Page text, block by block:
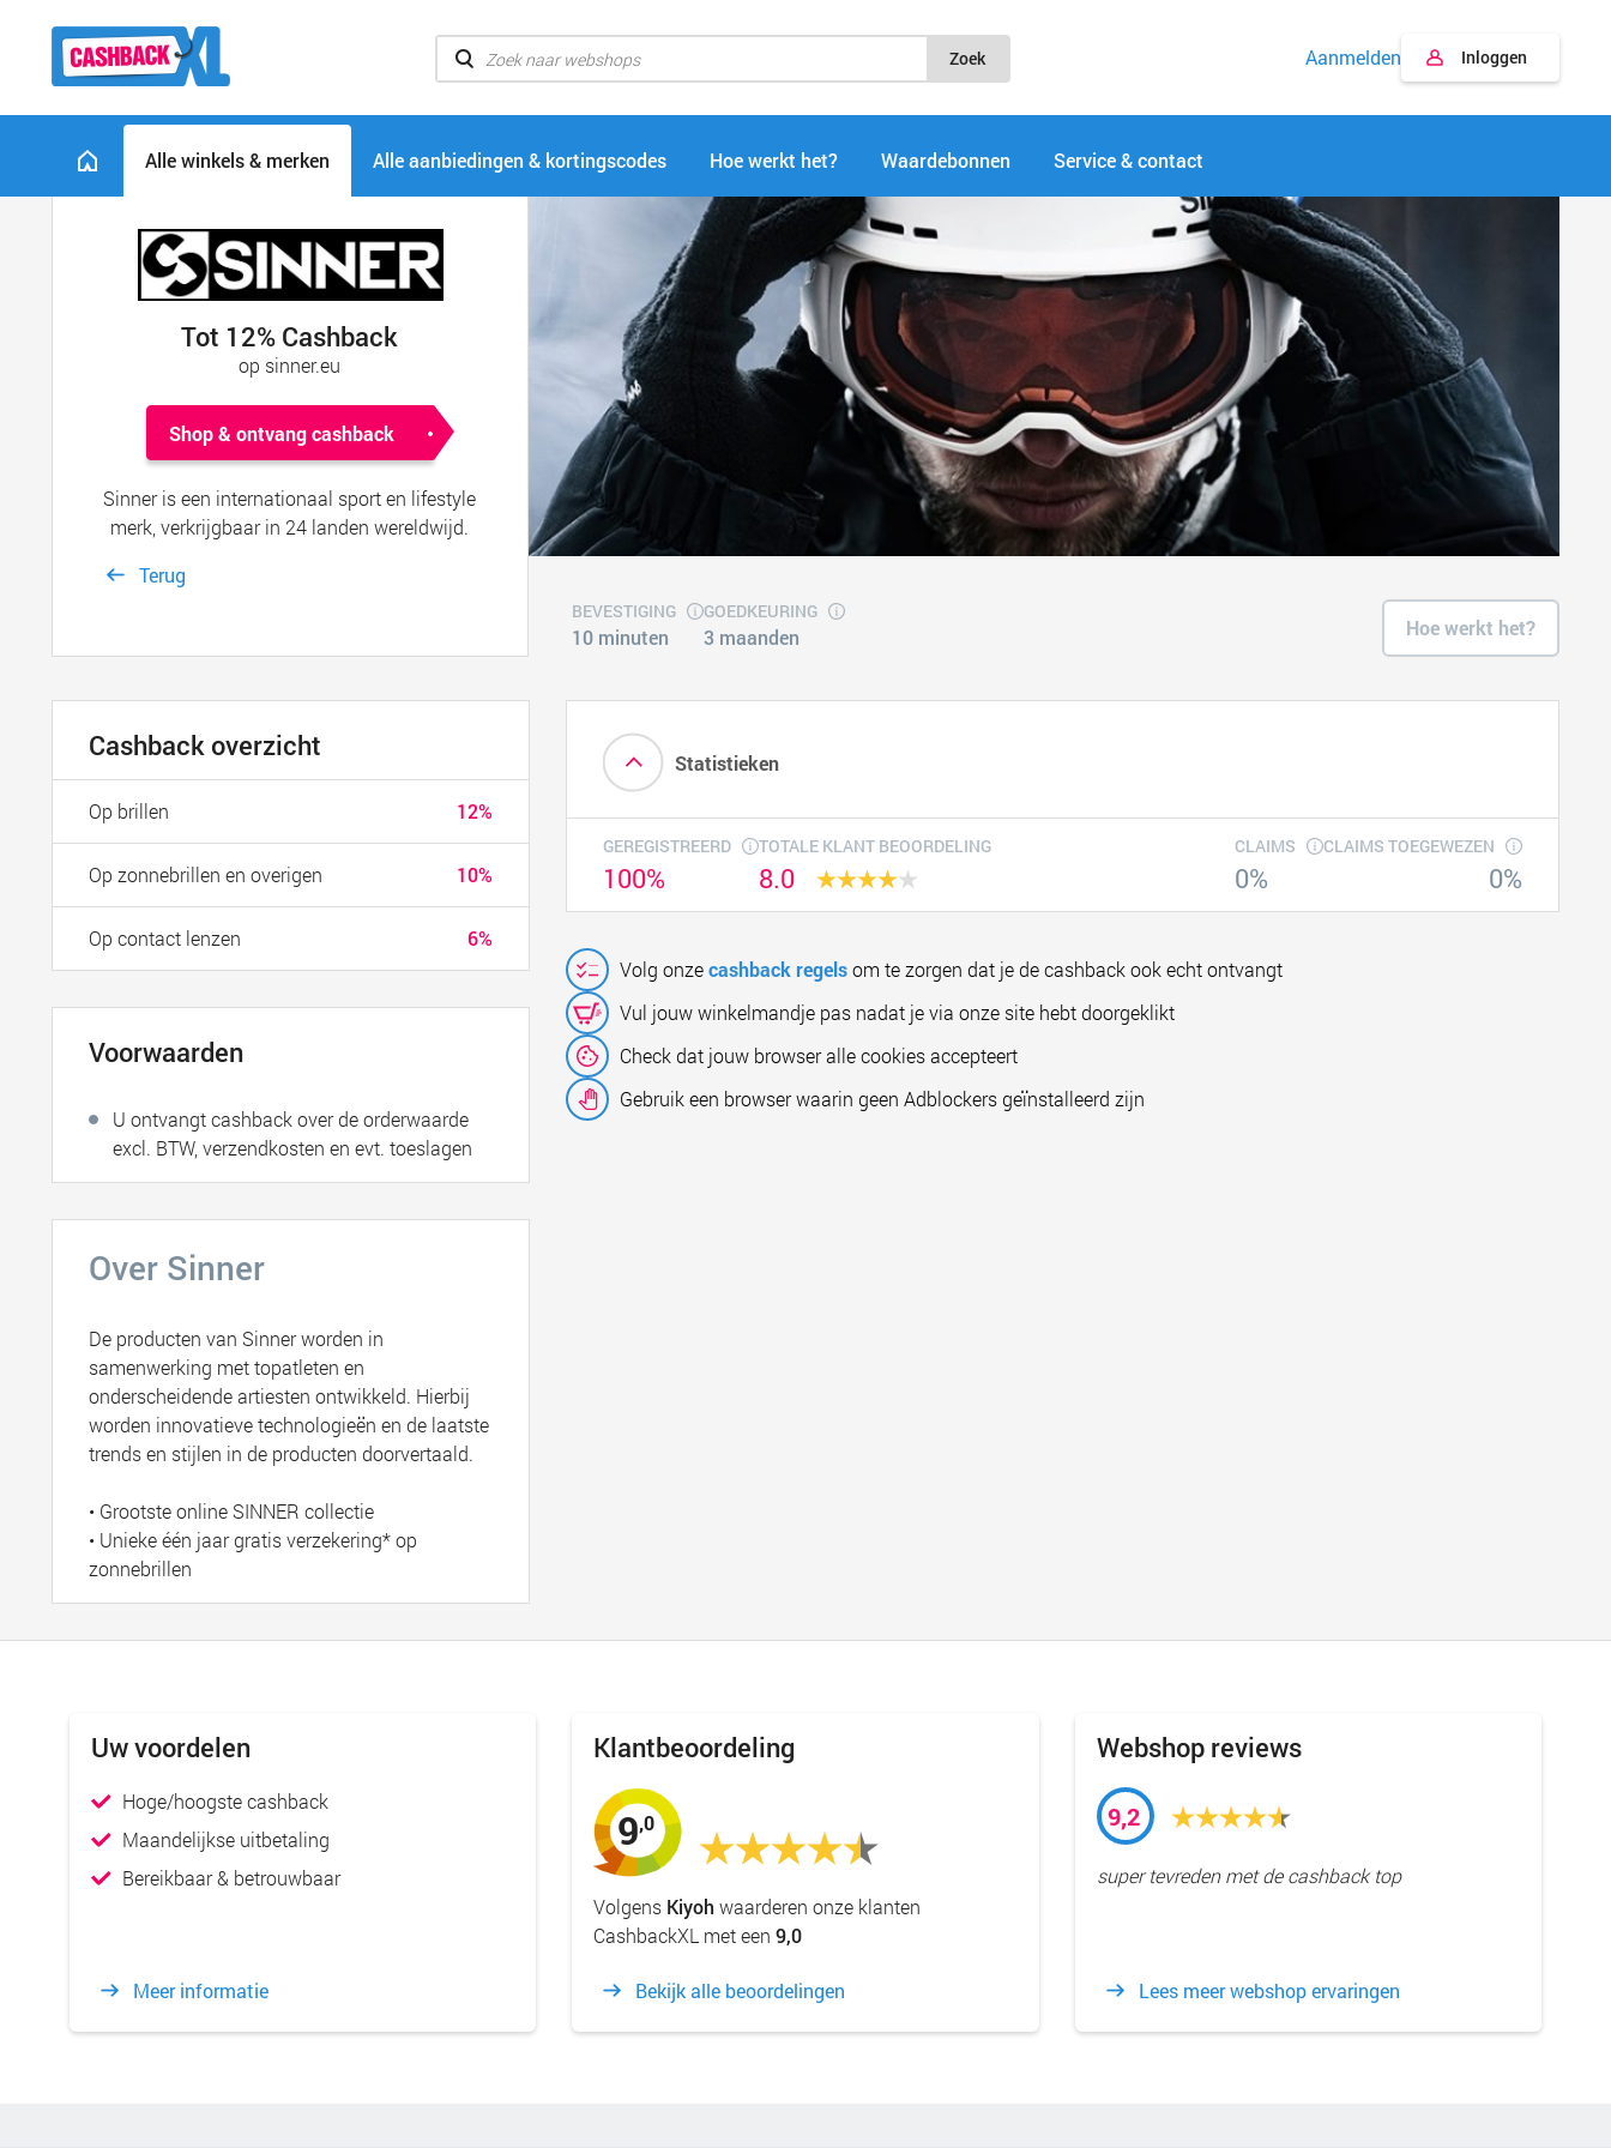
Zoek Aanmelden Inloggen
Alle winkels & merken Alle aanbiedingen & kortingscodes Hoe werkt het? Waardebonnen Service & contact
Tot 12% Cashback
op sinner.eu
Shop & ontvang cashback
Sinner is een internationaal sport en lifestyle
merk, verkrijgbaar in 24 landen wereldwijd.
Terug
BEVESTIGING
10 minuten
GOEDKEURING
3 maanden Hoe werkt het?
Statistieken
GEREGISTREERD
100%
TOTALE KLANT BEOORDELING
8.0
CLAIMS
0%
CLAIMS TOEGEWEZEN
0%
Volg onzecashback regelsom te zorgen dat je de cashback ook echt ontvangt
Vul jouw winkelmandje pas nadat je via onze site hebt doorgeklikt
Check dat jouw browser alle cookies accepteert
Gebruik een browser waarin geen Adblockers geïnstalleerd zijn
Cashback overzicht
12%
Op brillen
10%
Op zonnebrillen en overigen
6%
Op contact lenzen
Voorwaarden
U ontvangt cashback over de orderwaarde
excl. BTW, verzendkosten en evt. toeslagen
Over Sinner
De producten van Sinner worden in
samenwerking met topatleten en
onderscheidende artiesten ontwikkeld. Hierbij
worden innovatieve technologieën en de laatste
trends en stijlen in de producten doorvertaald.
• Grootste online SINNER collectie
• Unieke één jaar gratis verzekering* op
zonnebrillen
Uw voordelen
Hoge/hoogste cashback
Maandelijkse uitbetaling
Bereikbaar & betrouwbaar
Meer informatie
Klantbeoordeling
9,0
Volgens Kiyoh waarderen onze klanten
CashbackXL met een9,0
Bekijk alle beoordelingen
Webshop reviews
9,2
super tevreden met de cashback top
Lees meer webshop ervaringen